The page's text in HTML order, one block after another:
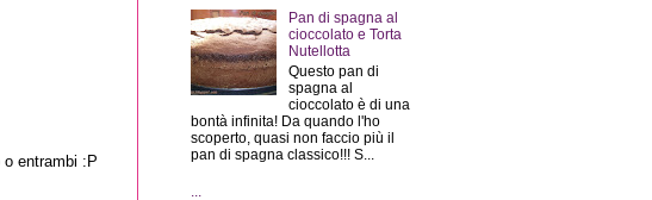
entrambi :P
Pan di spagna al
cioccolato e Torta
Nutellotta
Questo pan di
spagna al
cioccolato è di una
bontà infinita! Da quando l'ho
scoperto, quasi non faccio più il
pan di spagna classico!!! S...